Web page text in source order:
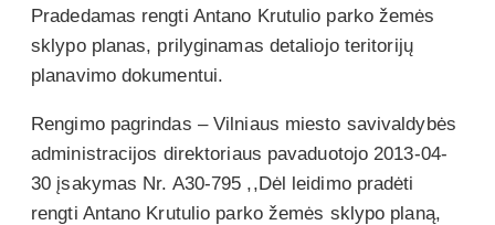
Pradedamas rengti Antano Krutulio parko žemės
sklypo planas, prilyginamas detaliojo teritorijų
planavimo dokumentui.
Rengimo pagrindas – Vilniaus miesto savivaldybės
administracijos direktoriaus pavaduotojo 2013-04-
30 įsakymas Nr. A30-795 ,,Dėl leidimo pradėti
rengti Antano Krutulio parko žemės sklypo planą,